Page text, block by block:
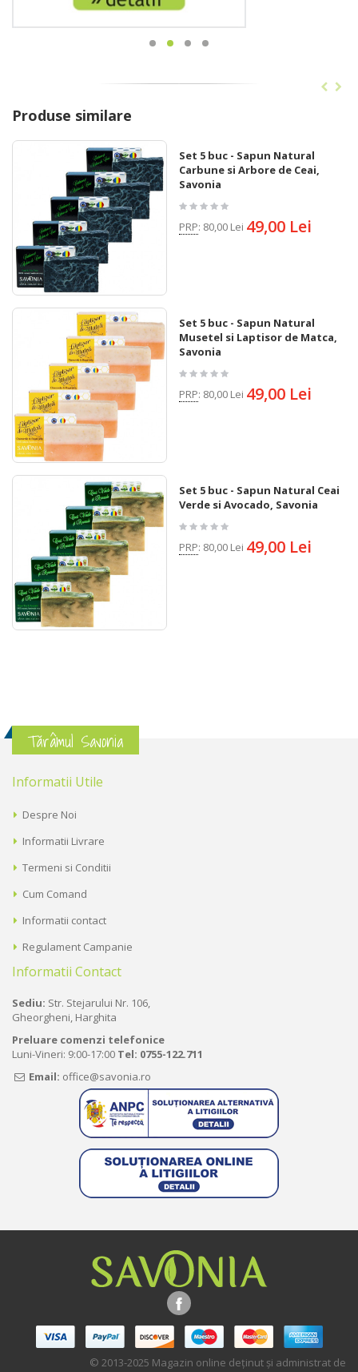
Produse similare
Set 5 buc - Sapun Natural
Carbune si Arbore de Ceai,
Savonia
PRP: 80,00 Lei 49,00 Lei
Set 5 buc - Sapun Natural
Musetel si Laptisor de Matca,
Savonia
PRP: 80,00 Lei 49,00 Lei
Set 5 buc - Sapun Natural Ceai
Verde si Avocado, Savonia
PRP: 80,00 Lei 49,00 Lei
Tărâmul Savonia
Informatii Utile
Despre Noi
Informatii Livrare
Termeni si Conditii
Cum Comand
Informatii contact
Regulament Campanie
Informatii Contact
Sediu: Str. Stejarului Nr. 106,
Gheorgheni, Harghita
Preluare comenzi telefonice
Luni-Vineri: 9:00-17:00 Tel: 0755-122.711
Email: office@savonia.ro
© 2013-2025 Magazin online deţinut şi administrat de